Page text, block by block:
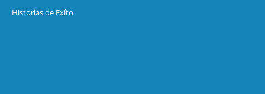
Historias de Exíto